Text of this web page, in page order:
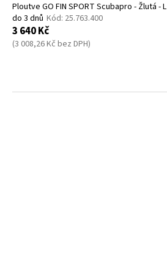
Ploutve GO FIN SPORT Scubapro - Žlutá - L
do 3 dnů Kód: 25.763.400
3 640 Kč
(3 008,26 Kč bez DPH)